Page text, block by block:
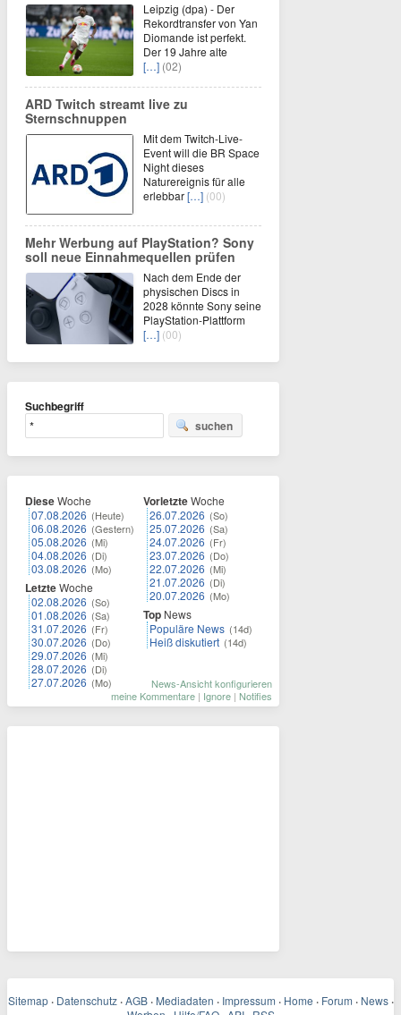
Leipzig (dpa) - Der
Rekordtransfer von Yan
Diomande ist perfekt.
Der 19 Jahre alte
[…] (02)
ARD Twitch streamt live zu
Sternschnuppen
Mit dem Twitch-Live-
Event will die BR Space
Night dieses
Naturereignis für alle
erlebbar[…] (00)
Mehr Werbung auf PlayStation? Sony
soll neue Einnahmequellen prüfen
Nach dem Ende der
physischen Discs in
2028 könnte Sony seine
PlayStation-Plattform
[…] (00)
Suchbegriff
suchen
DieseWoche
07.08.2026 (Heute)
06.08.2026 (Gestern)
05.08.2026 (Mi)
04.08.2026 (Di)
03.08.2026 (Mo)
LetzteWoche
02.08.2026 (So)
01.08.2026 (Sa)
31.07.2026 (Fr)
30.07.2026 (Do)
29.07.2026 (Mi)
28.07.2026 (Di)
27.07.2026 (Mo)
VorletzteWoche
26.07.2026 (So)
25.07.2026 (Sa)
24.07.2026 (Fr)
23.07.2026 (Do)
22.07.2026 (Mi)
21.07.2026 (Di)
20.07.2026 (Mo)
Top News
Populäre News (14d)
Heiß diskutiert (14d)
News-Ansicht konfigurieren
meine Kommentare | Ignore | Notifies
Sitemap · Datenschutz · AGB · Mediadaten · Impressum · Home · Forum · News ·